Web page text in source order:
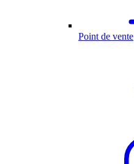
Point de vente